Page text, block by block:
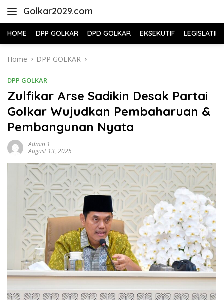
Golkar2029.com
HOME DPP GOLKAR DPD GOLKAR EKSEKUTIF LEGISLATIF
Home DPP GOLKAR
DPP GOLKAR
Zulfikar Arse Sadikin Desak Partai
Golkar Wujudkan Pembaharuan &
Pembangunan Nyata
Admin 1
August 13, 2025